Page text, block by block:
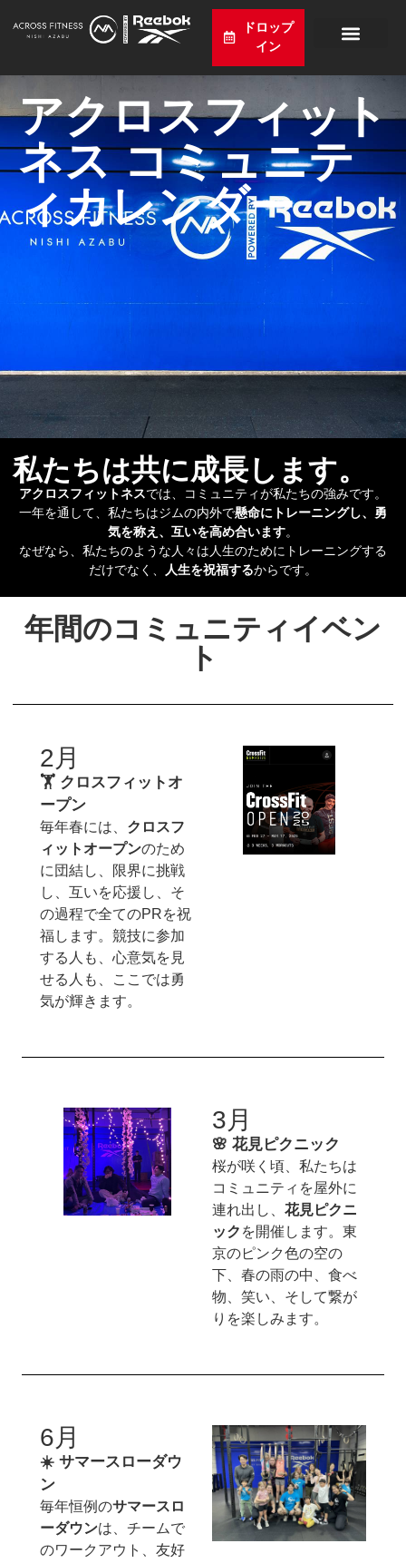
ドロップ
イン
アクロスフィット
ネス コミュニテ
ィカレンダー
私たちは共に成長します。
アクロスフィットネスでは、コミュニティが私たちの強みです。
一年を通して、私たちはジムの内外で懸命にトレーニングし、勇
気を称え、互いを高め合います。
なぜなら、私たちのような人々は人生のためにトレーニングする
だけでなく、
人生を祝福するからです。
年間のコミュニティイベン
ト
2月
🏋️ クロスフィットオ
ープン
毎年春には、 クロスフ
ィットオープンのため
に団結し、限界に挑戦
し、互いを応援し、そ
の過程で全てのPRを祝
福します。競技に参加
する人も、心意気を見
せる人も、ここでは勇
気が輝きます。
3月
🌸 花見ピクニック
桜が咲く頃、私たちは
コミュニティを屋外に
連れ出し、 花見ピクニ
ック を開催します。東
京のピンク色の空の
下、春の雨の中、食べ
物、笑い、そして繋が
りを楽しみます。
6月
☀️ サマースローダウ
ン
毎年恒例のサマースロ
ーダウンは、チームで
のワークアウト、友好